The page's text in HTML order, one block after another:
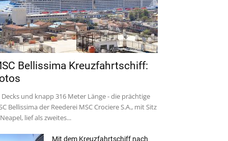
Bellissima Kreuzfahrtschiff:
Decks und knapp 316 Meter Länge - die prächtige
Bellissima der Reederei MSC Crociere S.A., mit Sitz
lief als zweites...
Mit dem Kreuzfahrtschiff nach